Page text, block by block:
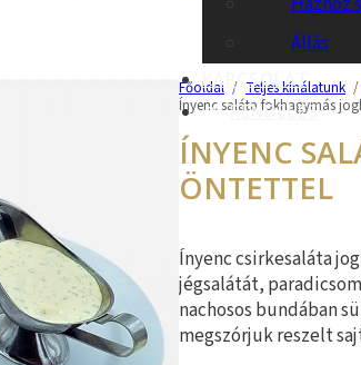
Állás
KAPCSOLAT
RENDELÉS
Főoldal / Teljes kínálatunk /
Ínyenc saláta fokhagymás
ÍNYENC
ÖNTETTEL
Ínyenc csirkesaláta
jégsalátát,
nachosos bundában
megszórjuk reszelt